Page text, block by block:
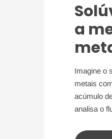
a
Imagine o
metais
acúmulo
analisa o